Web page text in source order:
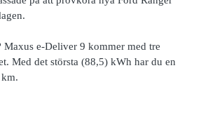
e-Deliver 9 kommer med tre
Med det största (88,5) kWh har du en